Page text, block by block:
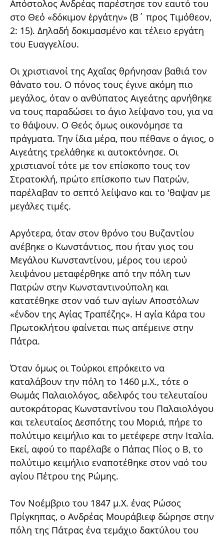
Απόστολος Ανδρέας παρέστησε τον εαυτό του
στο Θεό «δόκιμον ἐργάτην» (Β΄ προς Τιμόθεον,
2: 15). Δηλαδή δοκιμασμένο και τέλειο εργάτη
του Ευαγγελίου.
Οι χριστιανοί της Αχαΐας θρήνησαν βαθιά τον
θάνατο του. Ο πόνος τους έγινε ακόμη πιο
μεγάλος, όταν ο ανθύπατος Αιγεάτης αρνήθηκε
να τους παραδώσει το άγιο λείψανο του, για να
το θάψουν. Ο Θεός όμως οικονόμησε τα
πράγματα. Την ίδια μέρα, που πέθανε ο άγιος, ο
Αιγεάτης τρελάθηκε κι αυτοκτόνησε. Οι
χριστιανοί τότε με τον επίσκοπο τους τον
Στρατοκλή, πρώτο επίσκοπο των Πατρών,
παρέλαβαν το σεπτό λείψανο και το 'θαψαν με
μεγάλες τιμές.
Αργότερα, όταν στον θρόνο του Βυζαντίου
ανέβηκε ο Κωνστάντιος, που ήταν γιος του
Μεγάλου Κωνσταντίνου, μέρος του ιερού
λειψάνου μεταφέρθηκε από την πόλη των
Πατρών στην Κωνσταντινούπολη και
κατατέθηκε στον ναό των αγίων Αποστόλων
«ένδον της Αγίας Τραπέζης». Η αγία Κάρα του
Πρωτοκλήτου φαίνεται πως απέμεινε στην
Πάτρα.
Όταν όμως οι Τούρκοι επρόκειτο να
καταλάβουν την πόλη το 1460 μ.Χ., τότε ο
Θωμάς Παλαιολόγος, αδελφός του τελευταίου
αυτοκράτορας Κωνσταντίνου του Παλαιολόγου
και τελευταίος Δεσπότης του Μοριά, πήρε το
πολύτιμο κειμήλιο και το μετέφερε στην Ιταλία.
Εκεί, αφού το παρέλαβε ο Πάπας Πίος ο Β, το
πολύτιμο κειμήλιο εναποτέθηκε στον ναό του
αγίου Πέτρου της Ρώμης.
Τον Νοέμβριο του 1847 μ.Χ. ένας Ρώσος
Πρίγκηπας, ο Ανδρέας Μουράβιεφ δώρησε στην
πόλη της Πάτρας ένα τεμάχιο δακτύλου του